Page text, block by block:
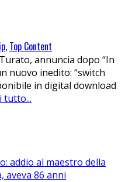
, Top Content
annuncia dopo “In
nuovo inedito: “switch
in digital download
tutto...
addio al maestro della
aveva 86 anni